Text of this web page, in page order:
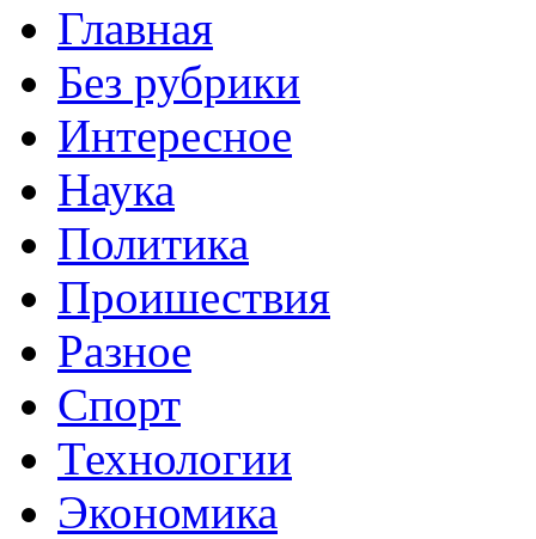
Главная
Без рубрики
Интересное
Наука
Политика
Проишествия
Разное
Спорт
Технологии
Экономика